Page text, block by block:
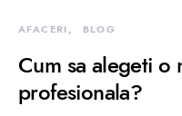
AFACERI BLOG
Cum sa alegeti o
profesionala?